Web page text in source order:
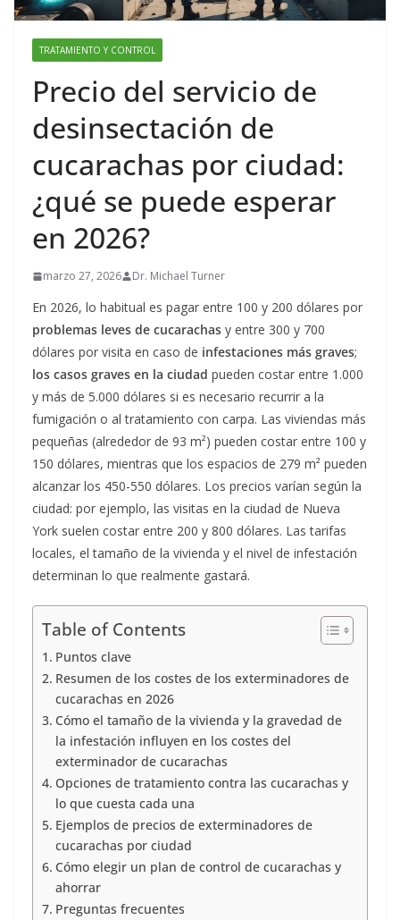
TRATAMIENTO Y CONTROL
Precio del servicio de
desinsectación de
cucarachas por ciudad:
¿qué se puede esperar
en 2026?
marzo 27, 2026 Dr. Michael Turner
En 2026, lo habitual es pagar entre 100 y 200 dólares por
problemas leves de cucarachas y entre 300 y 700
dólares por visita en caso de infestaciones más graves;
los casos graves en la ciudad pueden costar entre 1.000
y más de 5.000 dólares si es necesario recurrir a la
fumigación o al tratamiento con carpa. Las viviendas más
pequeñas (alrededor de 93 m²) pueden costar entre 100 y
150 dólares, mientras que los espacios de 279 m² pueden
alcanzar los 450-550 dólares. Los precios varían según la
ciudad: por ejemplo, las visitas en la ciudad de Nueva
York suelen costar entre 200 y 800 dólares. Las tarifas
locales, el tamaño de la vivienda y el nivel de infestación
determinan lo que realmente gastará.
Table of Contents
Puntos clave
Resumen de los costes de los exterminadores de
cucarachas en 2026
Cómo el tamaño de la vivienda y la gravedad de
la infestación influyen en los costes del
exterminador de cucarachas
Opciones de tratamiento contra las cucarachas y
lo que cuesta cada una
Ejemplos de precios de exterminadores de
cucarachas por ciudad
Cómo elegir un plan de control de cucarachas y
ahorrar
Preguntas frecuentes